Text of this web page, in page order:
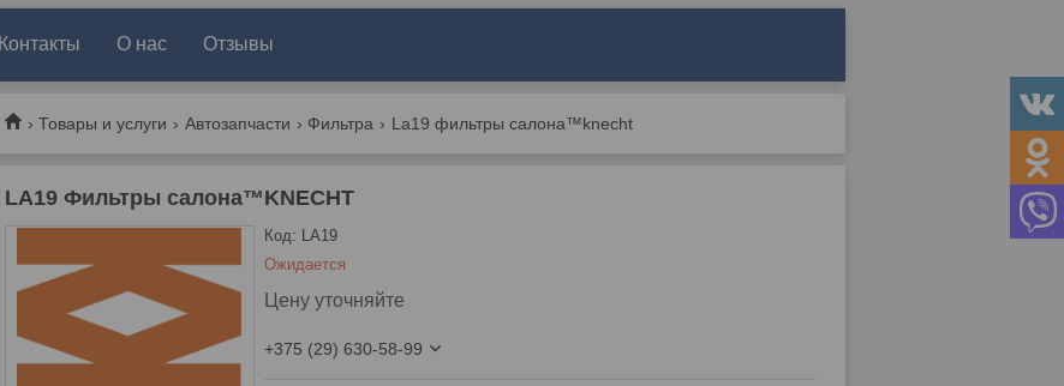
Контакты О нас Отзывы
Товары и услуги Автозапчасти Фильтра La19 фильтры салона™knecht
LA19 Фильтры салона™KNECHT
Ожидается
Код: LA19
Цену уточняйте
+375 (29) 630-58-99